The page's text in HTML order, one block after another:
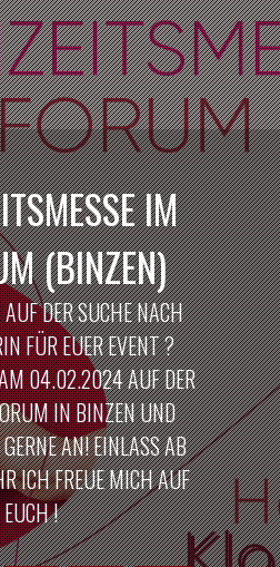
IM
(BINZEN)
DER SUCHE NACH
FÜR EUER EVENT ?
04.02.2024 AUF DER
IN BINZEN UND
AN! EINLASS AB
ICH FREUE MICH AUF
EUCH !